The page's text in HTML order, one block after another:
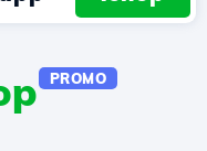
PROMO